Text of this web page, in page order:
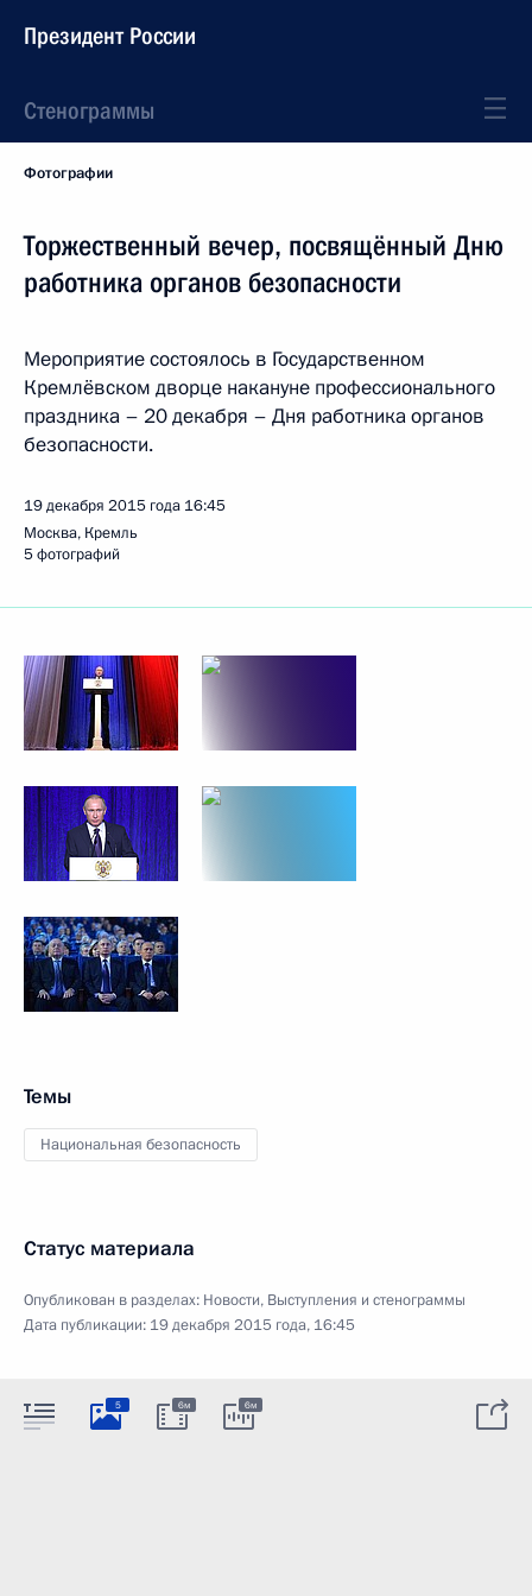
Президент России
Стенограммы
Фотографии
Торжественный вечер, посвящённый Дню
работника органов безопасности
Мероприятие состоялось в Государственном
Кремлёвском дворце накануне профессионального
праздника – 20 декабря – Дня работника органов
безопасности.
19 декабря 2015 года 16:45
Москва, Кремль
5 фотографий
Темы
Национальная безопасность
Статус материала
Опубликован в разделах: Новости, Выступления и стенограммы
Дата публикации: 19 декабря 2015 года, 16:45
5 6м 6м